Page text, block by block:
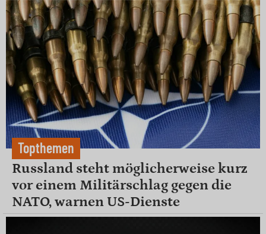
Topthemen
Russland steht möglicherweise kurz
vor einem Militärschlag gegen die
NATO, warnen US-Dienste